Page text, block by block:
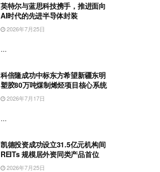
英特尔与蓝思科技携手，推进面向
AI时代的先进半导体封装
2026年7月25日
...
科倍隆成功中标东方希望新疆东明
塑胶80万吨煤制烯烃项目核心系统
2026年7月17日
...
凯德投资成功设立31.5亿元机构间
REITs 规模居外资同类产品首位
2026年7月25日